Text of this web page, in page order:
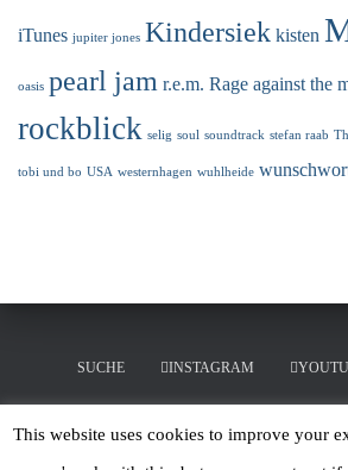
iTunes jupiter jones Kindersiek kisten
oasis pearl jam r.e.m. Rage against the
rockblick selig soul soundtrack stefan raab
tobi und bo USA westernhagen wuhlheide
SUCHE INSTAGRAM
LINKEDIN
This website uses cookies to improve your